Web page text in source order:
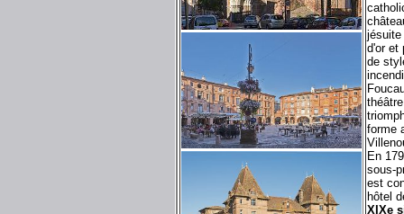
jésuite
d'or et
de
forme
En
sous-
est
hôtel
XIXe